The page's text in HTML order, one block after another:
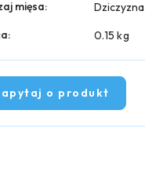
mięsa:
Dziczyzna
0.15 kg
o produkt